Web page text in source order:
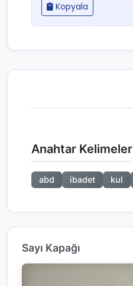
Kopyala
Anahtar Kelimeler
abd ibadet kul
Sayı Kapağı